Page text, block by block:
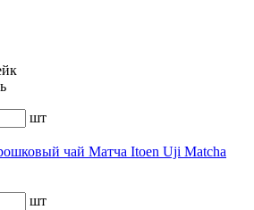
шт
чай Матча Itoen Uji Matcha
шт